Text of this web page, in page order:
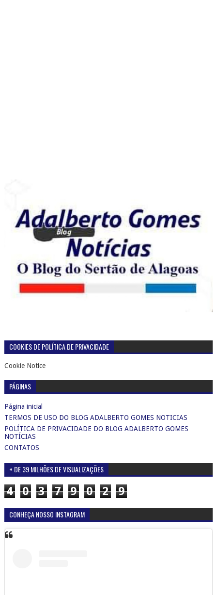
COOKIES DE POLÍTICA DE PRIVACIDADE
Cookie Notice
PÁGINAS
Página inicial
TERMOS DE USO DO BLOG ADALBERTO GOMES NOTICIAS
POLÍTICA DE PRIVACIDADE DO BLOG ADALBERTO GOMES
NOTÍCIAS
CONTATOS
+ DE 39 MILHÕES DE VISUALIZAÇÕES
4 0 3 7 9 0 2 9
CONHEÇA NOSSO INSTAGRAM